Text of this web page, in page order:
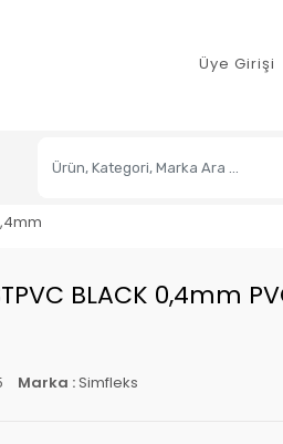
Üye Girişi
BLACK 0,4mm
Marka :Simfleks